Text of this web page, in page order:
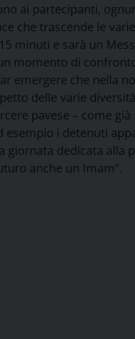
ai partecipanti,
che trascende le
minuti e sarà un
momento di
emergere che nella
delle varie
pavese – come
esempio i detenuti
giornata dedicata alla
anche un Imam”.